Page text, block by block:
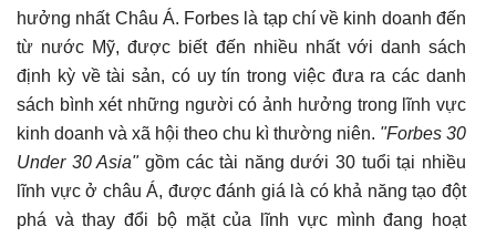
hưởng nhất Châu Á. Forbes là tạp chí về kinh doanh đến
từ nước Mỹ, được biết đến nhiều nhất với danh sách
định kỳ về tài sản, có uy tín trong việc đưa ra các danh
sách bình xét những người có ảnh hưởng trong lĩnh vực
kinh doanh và xã hội theo chu kì thường niên. "Forbes 30
Under 30 Asia"gồm các tài năng dưới 30 tuổi tại nhiều
lĩnh vực ở châu Á, được đánh giá là có khả năng tạo đột
phá và thay đổi bộ mặt của lĩnh vực mình đang hoạt